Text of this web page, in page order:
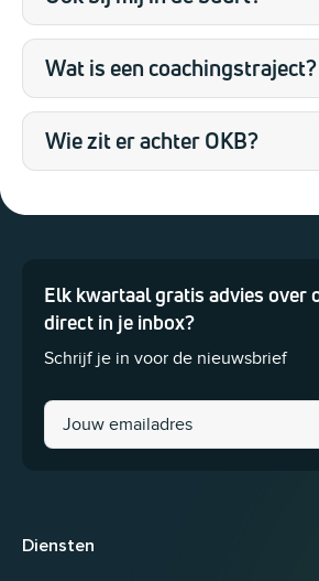
Wat is een coachingstraject?
Wie zit er achter OKB?
Elk kwartaal gratis advies over
direct in je inbox?
Schrijf je in voor de nieuwsbrief
Dit veld is bedoeld voor
Diensten